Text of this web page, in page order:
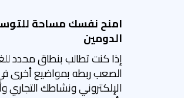
الدومين
إذا كنت تطالب بنطاق محدد
الصعب ربطه بمواضيع أخرى
الإلكتروني ونشاطك التجاري